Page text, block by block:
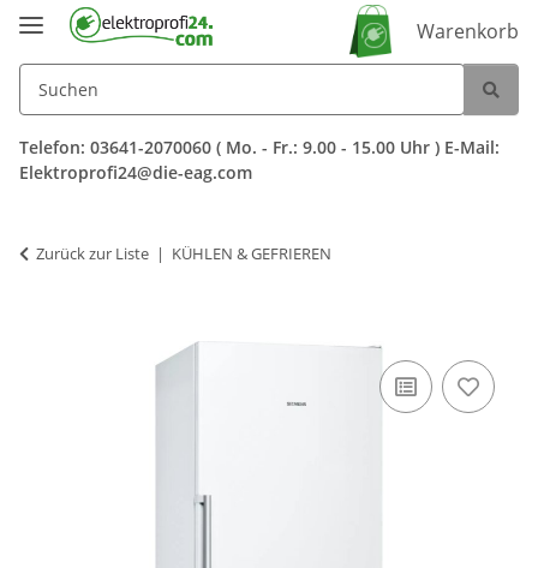
Warenkorb
Telefon: 03641-2070060 ( Mo. - Fr.: 9.00 - 15.00 Uhr ) E-Mail:
Elektroprofi24@die-eag.com
Zurück zur Liste KÜHLEN & GEFRIEREN